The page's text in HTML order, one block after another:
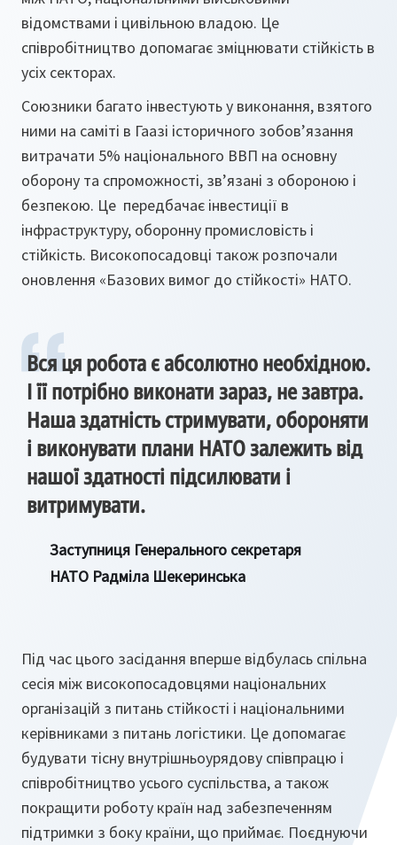
відомствами і цивільною владою. Це
співробітництво допомагає зміцнювати стійкість в
усіх секторах.
Союзники багато інвестують у виконання, взятого
ними на саміті в Гаазі історичного зобов’язання
витрачати 5% національного ВВП на основну
оборону та спроможності, зв’язані з обороною і
безпекою. Це передбачає інвестиції в
інфраструктуру, оборонну промисловість і
стійкість. Високопосадовці також розпочали
оновлення «Базових вимог до стійкості» НАТО.
Вся ця робота є абсолютно необхідною.
І її потрібно виконати зараз, не завтра.
Наша здатність стримувати, обороняти
і виконувати плани НАТО залежить від
нашої здатності підсилювати і
витримувати.
Заступниця Генерального секретаря
НАТО Радміла Шекеринська
Під час цього засідання вперше відбулась спільна
сесія між високопосадовцями національних
організацій з питань стійкості і національними
керівниками з питань логістики. Це допомагає
будувати тісну внутрішньоурядову співпрацю і
співробітництво усього суспільства, а також
покращити роботу країн над забезпеченням
підтримки з боку країни, що приймає. Поєднуючи